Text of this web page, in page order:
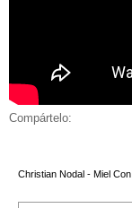
Compártelo:
Christian Nodal - Miel